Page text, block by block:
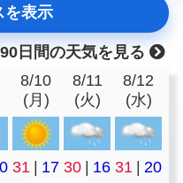
を表示
90日間の天気を見る
8/10
(月)
8/11
(火)
8/12
(水)
31 | 17 30 | 16 31 | 20